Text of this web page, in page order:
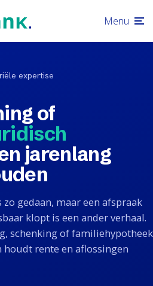
Menu
expertise
of
jarenlang
gedaan, maar een afspraak
klopt is een ander verhaal.
schenking of familiehypotheek
rente en aflossingen